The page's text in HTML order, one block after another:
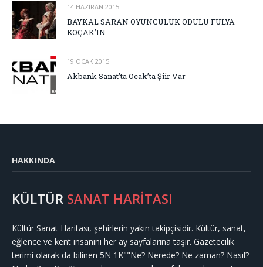
14 HAZIRAN 2015
BAYKAL SARAN OYUNCULUK ÖDÜLÜ FULYA
KOÇAK’IN…
19 OCAK 2015
Akbank Sanat’ta Ocak’ta Şiir Var
HAKKINDA
KÜLTÜR SANAT HARİTASI
Kültür Sanat Haritası, şehirlerin yakın takipçisidir. Kültür, sanat,
eğlence ve kent insanını her ay sayfalarına taşır. Gazetecilik
terimi olarak da bilinen 5N 1K""Ne? Nerede? Ne zaman? Nasıl?